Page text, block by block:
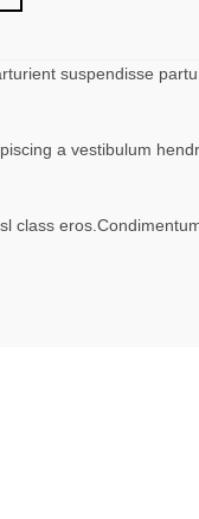
suspendisse
a vestibulum
class